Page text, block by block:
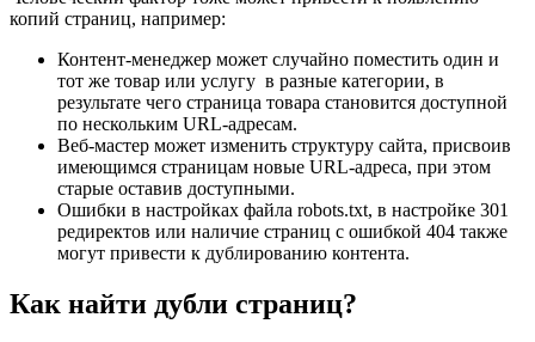
копий страниц, например:
Контент-менеджер может случайно поместить один и
тот же товар или услугу в разные категории, в
результате чего страница товара становится доступной
по нескольким URL-адресам.
Веб-мастер может изменить структуру сайта, присвоив
имеющимся страницам новые URL-адреса, при этом
старые оставив доступными.
Ошибки в настройках файла robots.txt, в настройке 301
редиректов или наличие страниц с ошибкой 404 также
могут привести к дублированию контента.
Как найти дубли страниц?